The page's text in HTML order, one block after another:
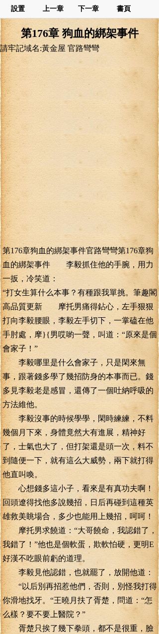
設置 上一章 下一章 書頁
第176章 狗血的綁架事件
請牢記域名:黃金屋 官路彎彎
第176章狗血的綁架事件官路彎彎第176章狗
血的綁架事件 李毅抓住他的手腕，用力
一扳，冷笑道：
“打女生算什么本事？有種跟我單挑。筆趣閣
高品質更新 摩托男痛得鉆心，左手狠狠
打向李毅腰眼，李毅左手切下，一掌磕在他
手肘處，摩}{男哎喲一聲，叫道：“原來是個
會家子！”
李毅哪里是什么會家子，只是閑來無
事，跟著錢多學了幾招防身的本事而已。錢
多見李毅老是感冒，還傳了一個吐納呼吸的
方法維他。
李毅沒事的時候學學，閑時練練，不料
幾個月下來，身體竟然大有進展，精神好
了，士氣也大了，但打架還是頭一次，料不
到隨便一下，就有這么大威勢，兩下就打得
他直叫喚。
心想錢多這小子，看來是有真功夫啊！
回頭遼得找他多說幾招，日后再碰到這種英
雄救美眺場合，多少也能用上幾招，呵呵！
摩托男求饒道：“大哥饒命，我認錯了，
我錯了！”他也是個軟蛋，欺軟怕硬，更明E
好漢不吃眼前虧的道理。
李毅見他認錯，也就罷了，放開他道：
“以后別再招惹他們，否則，別怪我打得
你滑地找牙。“王曉月扶了胥楚，問道：“怎
么樣？要不要上醫院？”
胥楚只挨了幾下拳頭，都不是很重，臉